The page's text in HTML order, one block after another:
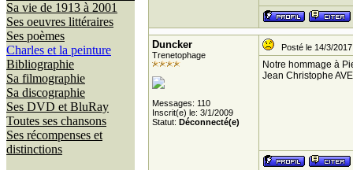
Sa vie de 1913 à 2001
Ses oeuvres littéraires
Ses poèmes
Charles et la peinture
Bibliographie
Sa filmographie
Sa discographie
Ses DVD et BluRay
Toutes ses chansons
Ses récompenses et
distinctions
Duncker
Trenetophage
Messages: 110
Inscrit(e) le: 3/1/2009
Statut: Déconnecté(e)
Posté le 14/3/
Notre hommage à
Jean Christophe